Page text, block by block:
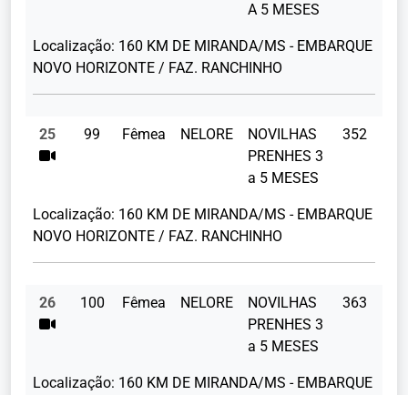
A 5 MESES
Localização: 160 KM DE MIRANDA/MS - EMBARQUE
NOVO HORIZONTE / FAZ. RANCHINHO
25 99 Fêmea NELORE
NOVILHAS
PRENHES 3
a 5 MESES
352
Localização: 160 KM DE MIRANDA/MS - EMBARQUE
NOVO HORIZONTE / FAZ. RANCHINHO
26 100 Fêmea NELORE
NOVILHAS
PRENHES 3
a 5 MESES
363
Localização: 160 KM DE MIRANDA/MS - EMBARQUE